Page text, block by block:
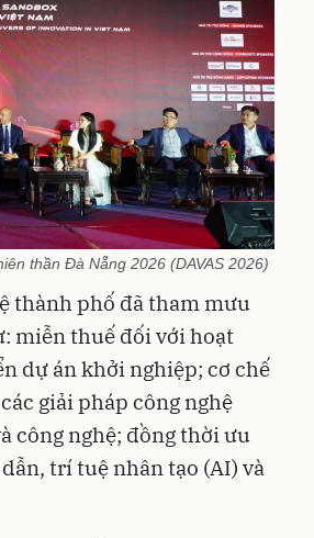
thần Đà Nẵng 2026 (DAVAS 2026)
thành phố đã tham mưu
miễn thuế đối với hoạt
dự án khởi nghiệp; cơ chế
giải pháp công nghệ
công nghệ; đồng thời ưu
trí tuệ nhân tạo (AI) và